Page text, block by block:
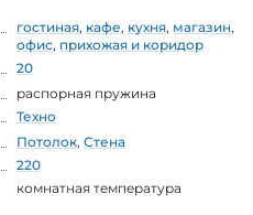
гостиная, кафе, кухня, магазин,
офис, прихожая и коридор
20
распорная пружина
Техно
Потолок, Стена
220
комнатная температура